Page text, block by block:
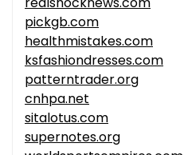
pickgb.com
healthmistakes.com
ksfashiondresses.com
patterntrader.org
cnhpa.net
sitalotus.com
supernotes.org